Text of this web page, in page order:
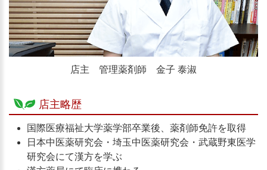
店主 管理薬剤師 金子 泰淑
店主略歴
国際医療福祉大学薬学部卒業後、薬剤師免許を取得
日本中医薬研究会・埼玉中医薬研究会・武蔵野東医学
研究会にて漢方を学ぶ